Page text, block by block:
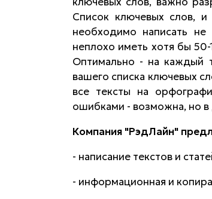
Список ключевых слов, и
необходимо написать
неплохо иметь хотя бы
Оптимально - на каждый
вашего списка ключевых
все тексты на
ошибками - возможна, но в
Компания "РэдЛайн"
- написание текстов и
- информационная и